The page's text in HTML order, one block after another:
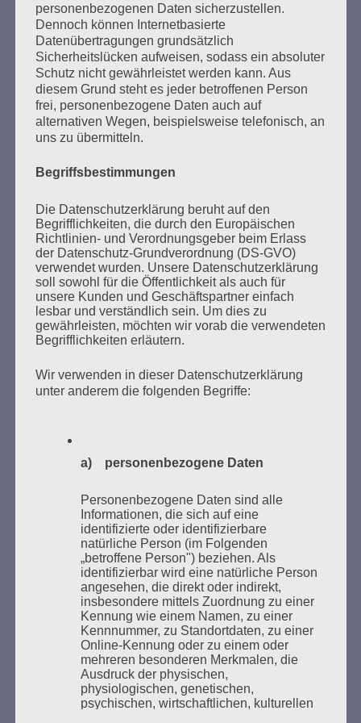
SUCHEN
NACH:
MARATHONLESUNG AUS DEN
Donnerstag, 21. Mai 2026, 11 – 18 Uhr
des Gedenkens an die Verbrennung von Büchern am
Kaifu-Ufer – genau an dem Ort, wo im Mai 1933 NS-
Bücher verbrannten.
Weitere Informationen: lesezeichen-setzen.de
GEDENKEN UND ERINNERN BEGINNT IN
UNSERER NACHBARSCHAFT
personenbezogenen Daten sicherzustellen.
Dennoch können Internetbasierte
Datenübertragungen grundsätzlich
Sicherheitslücken aufweisen, sodass ein absoluter
Schutz nicht gewährleistet werden kann. Aus
diesem Grund steht es jeder betroffenen Person
frei, personenbezogene Daten auch auf
alternativen Wegen, beispielsweise telefonisch, an
uns zu übermitteln.
Begriffsbestimmungen
Die Datenschutzerklärung beruht auf den
Begrifflichkeiten, die durch den Europäischen
Richtlinien- und Verordnungsgeber beim Erlass
der Datenschutz-Grundverordnung (DS-GVO)
verwendet wurden. Unsere Datenschutzerklärung
soll sowohl für die Öffentlichkeit als auch für
unsere Kunden und Geschäftspartner einfach
lesbar und verständlich sein. Um dies zu
gewährleisten, möchten wir vorab die verwendeten
Begrifflichkeiten erläutern.
Wir verwenden in dieser Datenschutzerklärung
unter anderem die folgenden Begriffe:
a) personenbezogene Daten
Personenbezogene Daten sind alle
Informationen, die sich auf eine
identifizierte oder identifizierbare
natürliche Person (im Folgenden
„betroffene Person") beziehen. Als
identifizierbar wird eine natürliche Person
angesehen, die direkt oder indirekt,
insbesondere mittels Zuordnung zu einer
Kennung wie einem Namen, zu einer
Kennnummer, zu Standortdaten, zu einer
Online-Kennung oder zu einem oder
mehreren besonderen Merkmalen, die
Ausdruck der physischen,
physiologischen, genetischen,
psychischen, wirtschaftlichen, kulturellen